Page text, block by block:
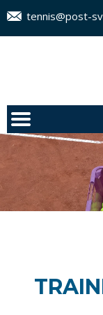
tennis@post-